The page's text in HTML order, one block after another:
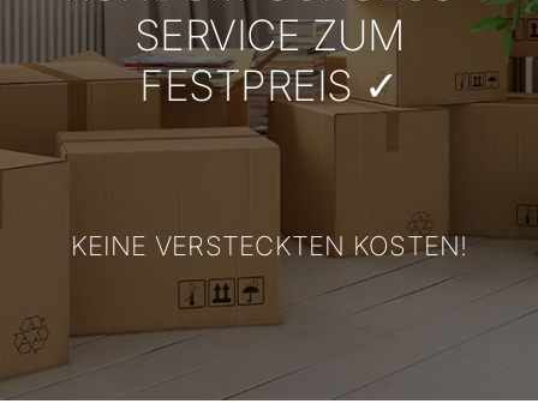
SERVICE ZUM
FESTPREIS ✓
KEINE VERSTECKTEN KOSTEN!